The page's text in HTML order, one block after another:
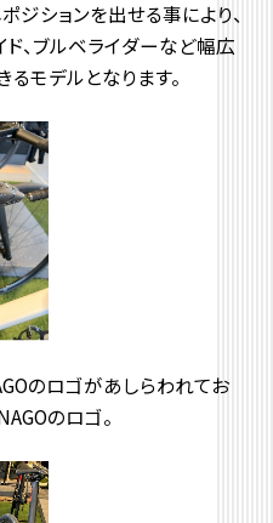
ジションを出せる事により、
、ブルベライダーなど幅広
モデルとなります。
のロゴがあしらわれてお
のロゴ。